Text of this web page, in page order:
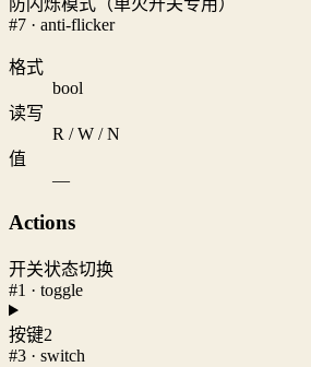
#7 · anti-flicker
格式
bool
读写
R / W / N
值
—
Actions
开关状态切换
#1 · toggle
按键2
#3 · switch